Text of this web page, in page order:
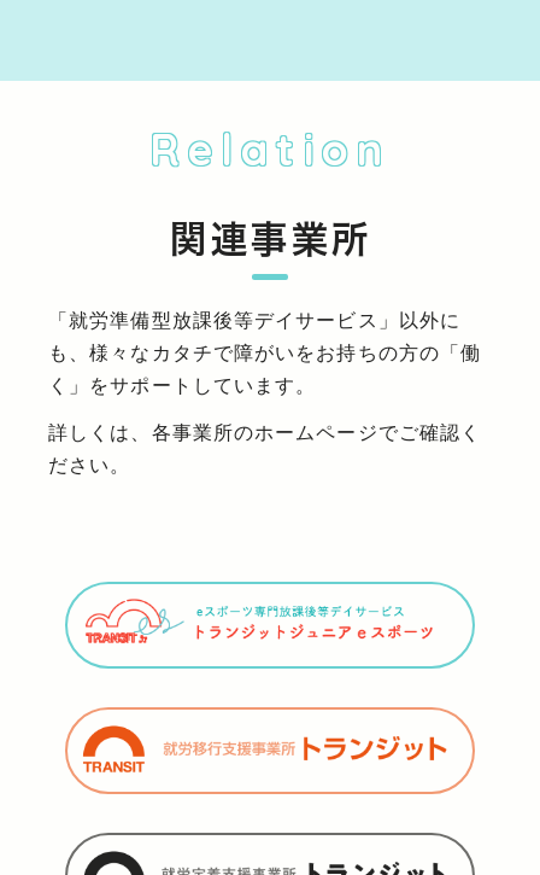
Relation
関連事業所
「就労準備型放課後等デイサービス」以外に
も、様々なカタチで障がいをお持ちの方の「働
く」をサポートしています。
詳しくは、各事業所のホームページでご確認く
ださい。